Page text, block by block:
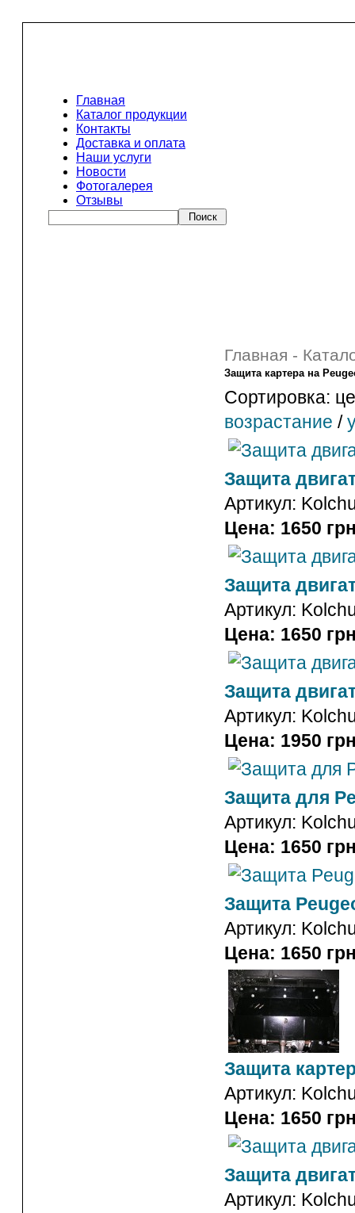
Главная
Каталог продукции
Контакты
Доставка и оплата
Наши услуги
Новости
Фотогалерея
Отзывы
Главная -
Защита картера на
Сортировка:
возрастание /
Защита
Артикул:
Цена: 1650
Защита
Артикул:
Цена: 1650
Защита
Артикул:
Цена: 1950
Защита для
Артикул:
Цена: 1650
Защита
Артикул:
Цена: 1650
Защита
Артикул:
Цена: 1650
Защита
Артикул: